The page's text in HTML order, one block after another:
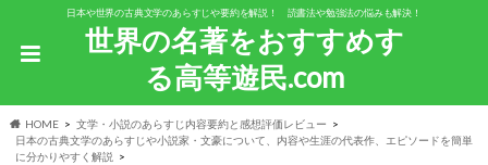
日本や世界の古典文学のあらすじや要約を解説！ 読書法や勉強法の悩みも解決！
世界の名著をおすすめす
る高等遊民.com
HOME
文学・小説のあらすじ内容要約と感想評価レビュー
日本の古典文学のあらすじや小説家・文豪について、内容や生涯の代表作、エピソードを簡単
に分かりやすく解説